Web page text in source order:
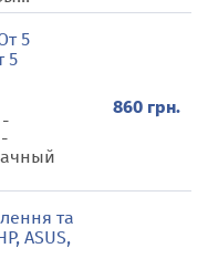
5
5
-
860 грн.
та
ASUS,